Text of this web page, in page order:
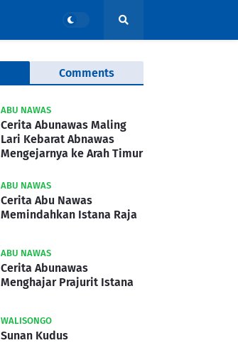
Comments
ABU NAWAS
Cerita Abunawas Maling
Lari Kebarat Abnawas
Mengejarnya ke Arah Timur
ABU NAWAS
Cerita Abu Nawas
Memindahkan Istana Raja
ABU NAWAS
Cerita Abunawas
Menghajar Prajurit Istana
WALISONGO
Sunan Kudus